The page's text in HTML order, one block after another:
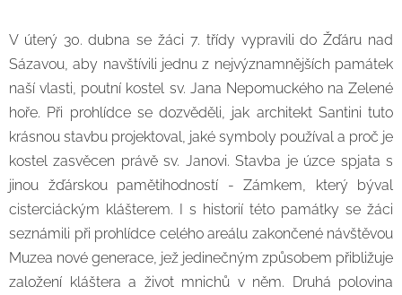
V úterý 30. dubna se žáci 7. třídy vypravili do Žďáru nad
Sázavou, aby navštívili jednu z nejvýznamnějších památek
naší vlasti, poutní kostel sv. Jana Nepomuckého na Zelené
hoře. Při prohlídce se dozvěděli, jak architekt Santini tuto
krásnou stavbu projektoval, jaké symboly používal a proč je
kostel zasvěcen právě sv. Janovi. Stavba je úzce spjata s
jinou žďárskou pamětihodností - Zámkem, který býval
cisterciáckým klášterem. I s historií této památky se žáci
seznámili při prohlídce celého areálu zakončené návštěvou
Muzea nové generace, jež jedinečným způsobem přibližuje
založení kláštera a život mnichů v něm. Druhá polovina